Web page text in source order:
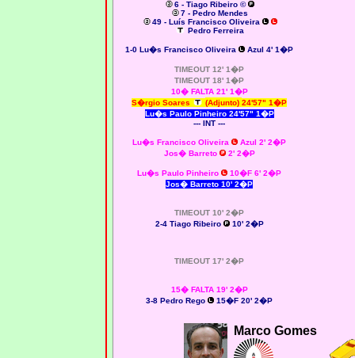
6 - Tiago Ribeiro ©
7 - Pedro Mendes
49 - Luís Francisco Oliveira
Pedro Ferreira
1-0 Lu�s Francisco Oliveira Azul 4' 1�P
TIMEOUT 12' 1�P
TIMEOUT 18' 1�P
10� FALTA 21' 1�P
S�rgio Soares
(Adjunto) 24'57" 1�P
Lu�s Paulo Pinheiro 24'57" 1�P
--- INT ---
Lu�s Francisco Oliveira
Azul 2' 2�P
Jos� Barreto
2' 2�P
Lu�s Paulo Pinheiro
10�F 6' 2�P
Jos� Barreto 10' 2�P
TIMEOUT 10' 2�P
2-4 Tiago Ribeiro
10' 2�P
TIMEOUT 17' 2�P
15� FALTA 19' 2�P
3-8 Pedro Rego
15�F 20' 2�P
Marco Gomes